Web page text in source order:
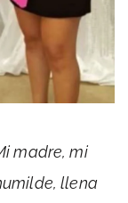
madre, mi
llena